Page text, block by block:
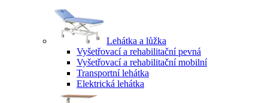
Lehátka a lůžka
Vyšetřovací a rehabilitační pevná
Vyšetřovací a rehabilitační mobilní
Transportní lehátka
Elektrická lehátka